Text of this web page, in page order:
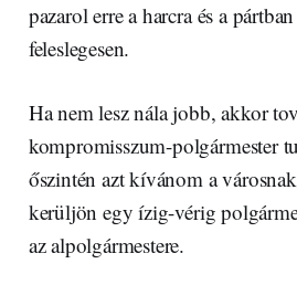
pazarol erre a harcra és a
feleslegesen.
Ha nem lesz nála jobb, akkor
kompromisszum-polgármester
őszintén azt kívánom a
kerüljön egy ízig-vérig
az alpolgármestere.